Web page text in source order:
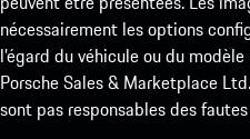
nécessairement les options
l’égard du véhicule ou du
Porsche Sales & Marketplace
sont pas responsables des